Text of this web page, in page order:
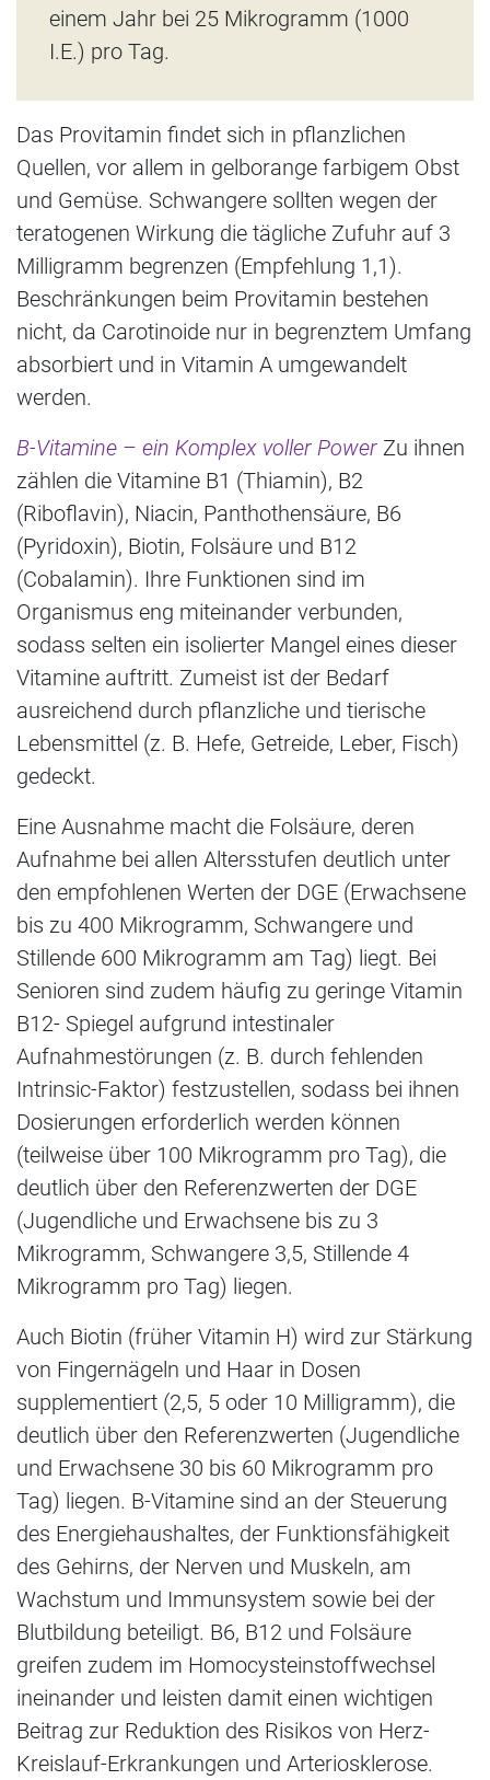
einem Jahr bei 25 Mikrogramm (1000
I.E.) pro Tag.
Das Provitamin findet sich in pflanzlichen
Quellen, vor allem in gelborange farbigem Obst
und Gemüse. Schwangere sollten wegen der
teratogenen Wirkung die tägliche Zufuhr auf 3
Milligramm begrenzen (Empfehlung 1,1).
Beschränkungen beim Provitamin bestehen
nicht, da Carotinoide nur in begrenztem Umfang
absorbiert und in Vitamin A umgewandelt
werden.
B-Vitamine – ein Komplex voller Power Zu ihnen
zählen die Vitamine B1 (Thiamin), B2
(Riboflavin), Niacin, Panthothensäure, B6
(Pyridoxin), Biotin, Folsäure und B12
(Cobalamin). Ihre Funktionen sind im
Organismus eng miteinander verbunden,
sodass selten ein isolierter Mangel eines dieser
Vitamine auftritt. Zumeist ist der Bedarf
ausreichend durch pflanzliche und tierische
Lebensmittel (z. B. Hefe, Getreide, Leber, Fisch)
gedeckt.
Eine Ausnahme macht die Folsäure, deren
Aufnahme bei allen Altersstufen deutlich unter
den empfohlenen Werten der DGE (Erwachsene
bis zu 400 Mikrogramm, Schwangere und
Stillende 600 Mikrogramm am Tag) liegt. Bei
Senioren sind zudem häufig zu geringe Vitamin
B12- Spiegel aufgrund intestinaler
Aufnahmestörungen (z. B. durch fehlenden
Intrinsic-Faktor) festzustellen, sodass bei ihnen
Dosierungen erforderlich werden können
(teilweise über 100 Mikrogramm pro Tag), die
deutlich über den Referenzwerten der DGE
(Jugendliche und Erwachsene bis zu 3
Mikrogramm, Schwangere 3,5, Stillende 4
Mikrogramm pro Tag) liegen.
Auch Biotin (früher Vitamin H) wird zur Stärkung
von Fingernägeln und Haar in Dosen
supplementiert (2,5, 5 oder 10 Milligramm), die
deutlich über den Referenzwerten (Jugendliche
und Erwachsene 30 bis 60 Mikrogramm pro
Tag) liegen. B-Vitamine sind an der Steuerung
des Energiehaushaltes, der Funktionsfähigkeit
des Gehirns, der Nerven und Muskeln, am
Wachstum und Immunsystem sowie bei der
Blutbildung beteiligt. B6, B12 und Folsäure
greifen zudem im Homocysteinstoffwechsel
ineinander und leisten damit einen wichtigen
Beitrag zur Reduktion des Risikos von Herz-
Kreislauf-Erkrankungen und Arteriosklerose.